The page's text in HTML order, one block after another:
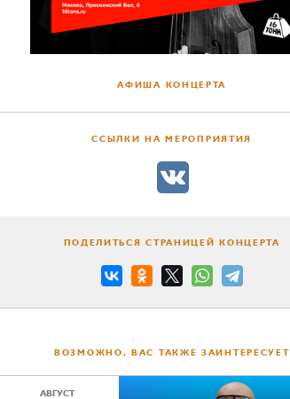
АФИША КОНЦЕРТА
ССЫЛКИ НА МЕРОПРИЯТИЯ
ПОДЕЛИТЬСЯ СТРАНИЦЕЙ КОНЦЕРТА
ВОЗМОЖНО, ВАС ТАКЖЕ ЗАИНТЕРЕСУЕТ
АВГУСТ